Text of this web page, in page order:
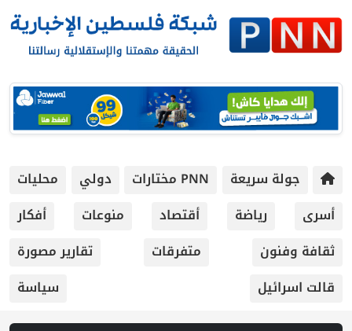
جولة سريعة PNN مختارات دولي
محليات
أسرى
رياضة أقتصاد منوعات
أفكار
ثقافة وفنون
متفرقات
تقارير مصورة
قالت اسرائيل
سياسة